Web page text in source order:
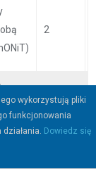
2
2
wykorzystują pliki
funkcjonowania
Dowiedz się